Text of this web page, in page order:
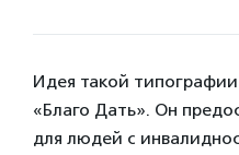
Идея такой
«Благо Дать». Он
для людей с